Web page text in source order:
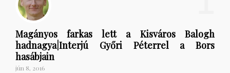
Magányos farkas lett a Kisváros Balogh
hadnagya|Interjú Győri Péterrel a Bors
hasábjain
jún 8, 2016